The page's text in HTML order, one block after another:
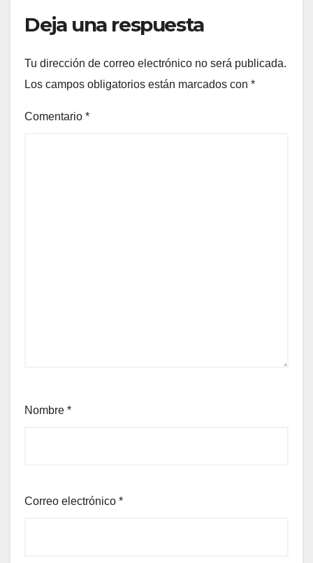
Deja una respuesta
Tu dirección de correo electrónico no será publicada.
Los campos obligatorios están marcados con *
Comentario *
Nombre *
Correo electrónico *